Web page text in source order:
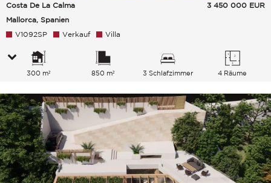
Costa De La Calma
Mallorca, Spanien
3 450 000 EUR
V1092SP Verkauf Villa
300 m² 850 m² 3 Schlafzimmer 4 Räume